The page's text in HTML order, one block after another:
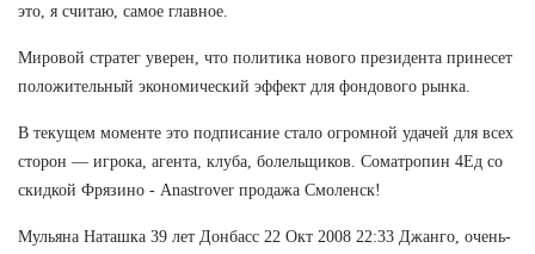
это, я считаю, самое главное.
Мировой стратег уверен, что политика нового президента принесет
положительный экономический эффект для фондового рынка.
В текущем моменте это подписание стало огромной удачей для всех
сторон — игрока, агента, клуба, болельщиков. Cоматропин 4Ед со
скидкой Фрязино - Anastrover продажа Смоленск!
Мульяна Наташка 39 лет Донбасс 22 Окт 2008 22:33 Джанго, очень-